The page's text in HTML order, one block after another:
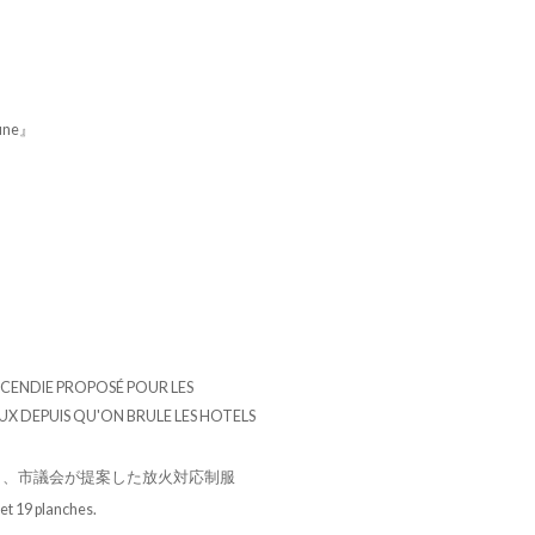
』
PROPOSÉ POUR LES
DEPUIS QU'ON BRULE LES HOTELS
市議会が提案した放火対応制服
19 planches.